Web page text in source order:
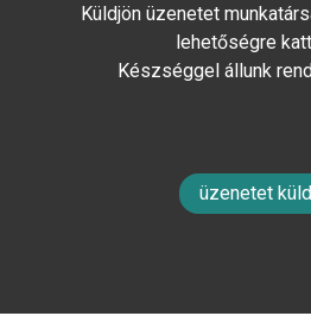
Küldjön üzenetet
lehetőségre
Készséggel állunk
üzenetet